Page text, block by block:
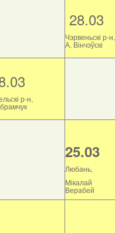
28.03
Чэрвеньскі р-н,
А. Вінчэўскі
р-н,
25.03
Любань,
Мікалай
Верабей